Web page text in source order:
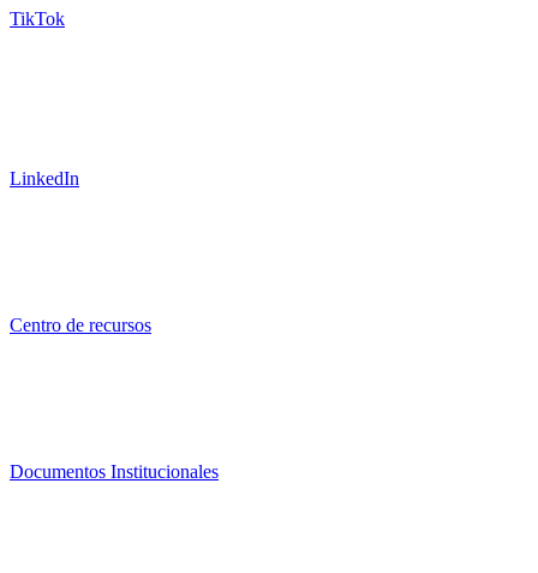
TikTok
LinkedIn
Centro de recursos
Documentos Institucionales